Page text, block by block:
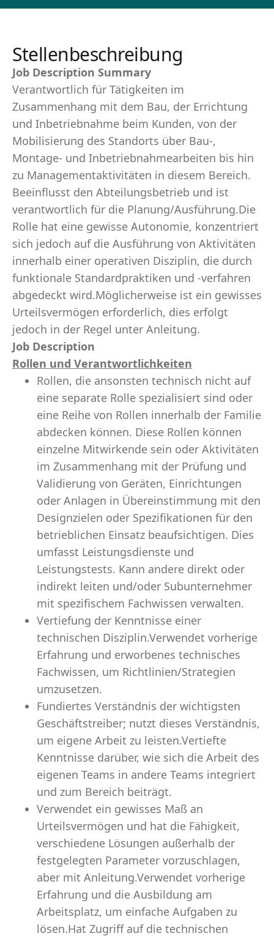
Stellenbeschreibung
Job Description Summary
Verantwortlich für Tätigkeiten im
Zusammenhang mit dem Bau, der Errichtung
und Inbetriebnahme beim Kunden, von der
Mobilisierung des Standorts über Bau-,
Montage- und Inbetriebnahmearbeiten bis hin
zu Managementaktivitäten in diesem Bereich.
Beeinflusst den Abteilungsbetrieb und ist
verantwortlich für die Planung/Ausführung.Die
Rolle hat eine gewisse Autonomie, konzentriert
sich jedoch auf die Ausführung von Aktivitäten
innerhalb einer operativen Disziplin, die durch
funktionale Standardpraktiken und -verfahren
abgedeckt wird.Möglicherweise ist ein gewisses
Urteilsvermögen erforderlich, dies erfolgt
jedoch in der Regel unter Anleitung.
Job Description
Rollen und Verantwortlichkeiten
Rollen, die ansonsten technisch nicht auf
eine separate Rolle spezialisiert sind oder
eine Reihe von Rollen innerhalb der Familie
abdecken können. Diese Rollen können
einzelne Mitwirkende sein oder Aktivitäten
im Zusammenhang mit der Prüfung und
Validierung von Geräten, Einrichtungen
oder Anlagen in Übereinstimmung mit den
Designzielen oder Spezifikationen für den
betrieblichen Einsatz beaufsichtigen. Dies
umfasst Leistungsdienste und
Leistungstests. Kann andere direkt oder
indirekt leiten und/oder Subunternehmer
mit spezifischem Fachwissen verwalten.
Vertiefung der Kenntnisse einer
technischen Disziplin.Verwendet vorherige
Erfahrung und erworbenes technisches
Fachwissen, um Richtlinien/Strategien
umzusetzen.
Fundiertes Verständnis der wichtigsten
Geschäftstreiber; nutzt dieses Verständnis,
um eigene Arbeit zu leisten.Vertiefte
Kenntnisse darüber, wie sich die Arbeit des
eigenen Teams in andere Teams integriert
und zum Bereich beiträgt.
Verwendet ein gewisses Maß an
Urteilsvermögen und hat die Fähigkeit,
verschiedene Lösungen außerhalb der
festgelegten Parameter vorzuschlagen,
aber mit Anleitung.Verwendet vorherige
Erfahrung und die Ausbildung am
Arbeitsplatz, um einfache Aufgaben zu
lösen.Hat Zugriff auf die technischen